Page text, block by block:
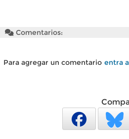
Comentarios:
Para agregar un comentario entra